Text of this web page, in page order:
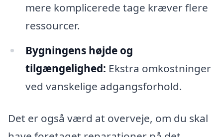
mere komplicerede tage kræver flere
ressourcer.
Bygningens højde og
tilgængelighed: Ekstra omkostninger
ved vanskelige adgangsforhold.
Det er også værd at overveje, om du skal